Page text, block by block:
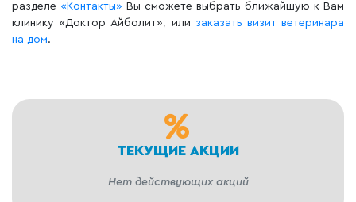
ТЕКУЩИЕ АКЦИИ
Нет действующих акций
разделе «Контакты» Вы сможете выбрать ближайшую к Вам
клинику «Доктор Айболит», или заказать визит ветеринара
на дом.